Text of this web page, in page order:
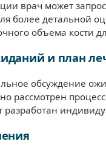
врач может
более детальной
объема
и план
обсуждение
рассмотрен
разработан